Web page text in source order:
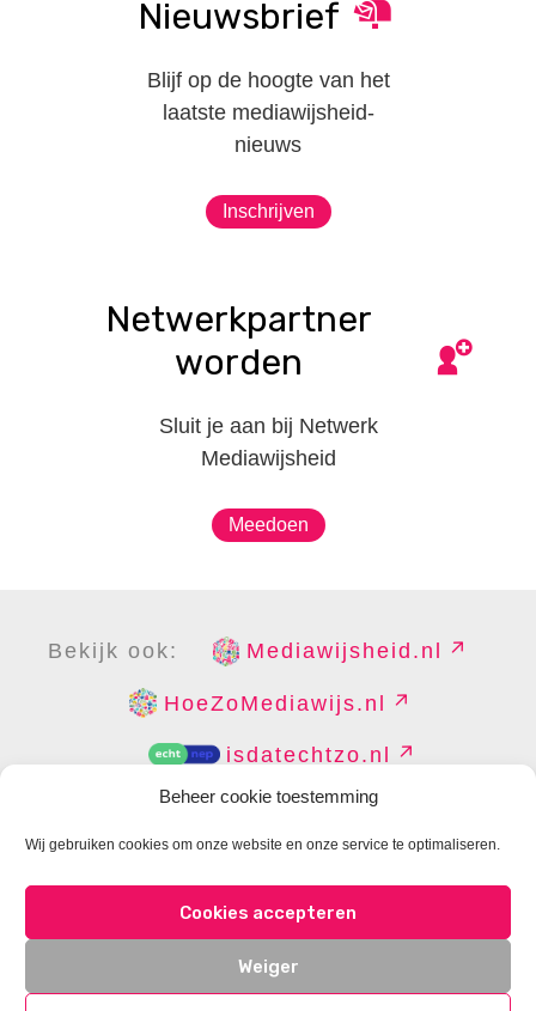
Beheer cookie toestemming
Wij gebruiken cookies om onze website en onze service te optimaliseren.
Cookies accepteren
Weiger
Nieuwsbrief
Blijf op de hoogte van het
laatste mediawijsheid-
nieuws
Inschrijven
Netwerkpartner
worden
Sluit je aan bij Netwerk
Mediawijsheid
Meedoen
Bekijk ook: Mediawijsheid.nl
HoeZoMediawijs.nl
isdatechtzo.nl
DISCLAIMER PRIVACY
CONTACT
COOKIES BEHEREN